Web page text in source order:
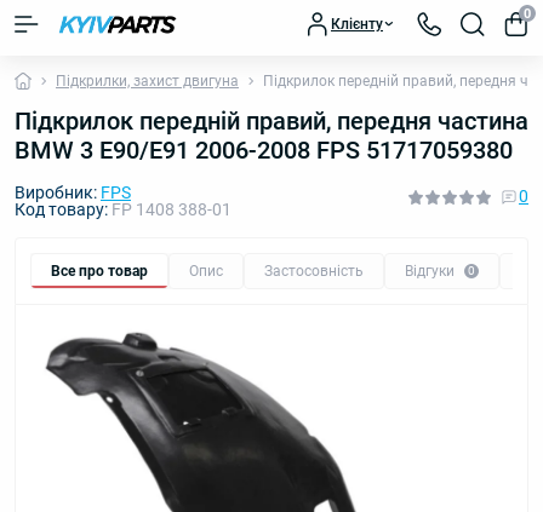
Клієнту
0
Підкрилки, захист двигуна Підкрилок передній правий, передня
Підкрилок передній правий, передня частина
BMW 3 E90/E91 2006-2008 FPS 51717059380
Виробник: FPS
Код товару: FP 1408 388-01
0
Все про товар Опис Застосовність Відгуки 0